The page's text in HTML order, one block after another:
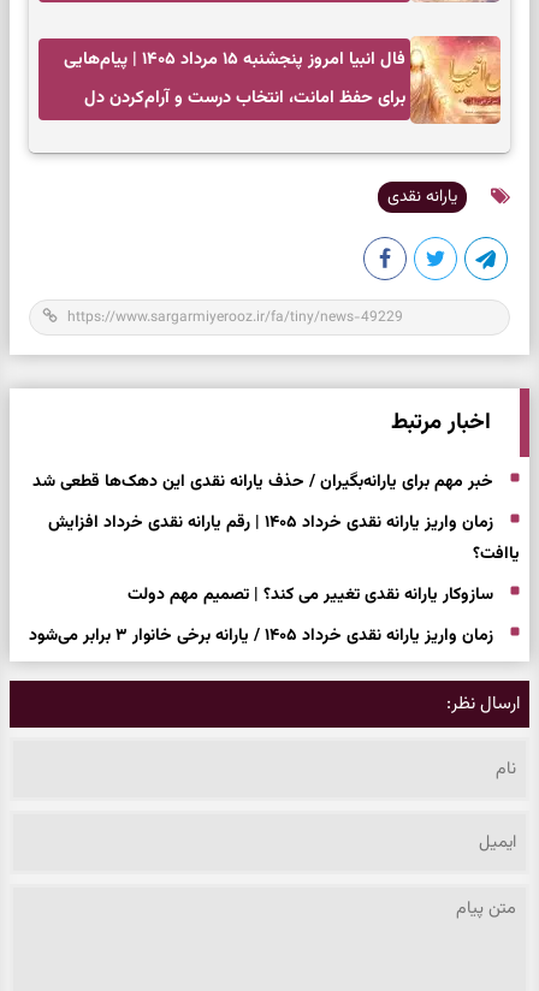
فال انبیا امروز پنجشنبه ۱۵ مرداد ۱۴۰۵ | پیام‌هایی
برای حفظ امانت، انتخاب درست و آرام‌کردن دل
یارانه نقدی
اخبار مرتبط
خبر مهم برای یارانه‌بگیران / حذف یارانه نقدی این دهک‌ها قطعی شد
زمان واریز یارانه نقدی خرداد ۱۴۰۵ | رقم یارانه نقدی خرداد افزایش
یاافت؟
سازوکار یارانه نقدی تغییر می کند؟ | تصمیم مهم دولت
زمان واریز یارانه نقدی خرداد ۱۴۰۵ / یارانه برخی خانوار ۳ برابر می‌شود
ارسال نظر: